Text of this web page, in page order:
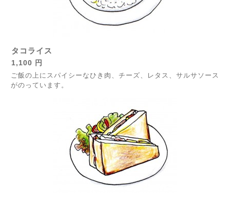
タコライス
1,100 円
ご飯の上にスパイシーなひき肉、チーズ、レタス、サルサソース
がのっています。